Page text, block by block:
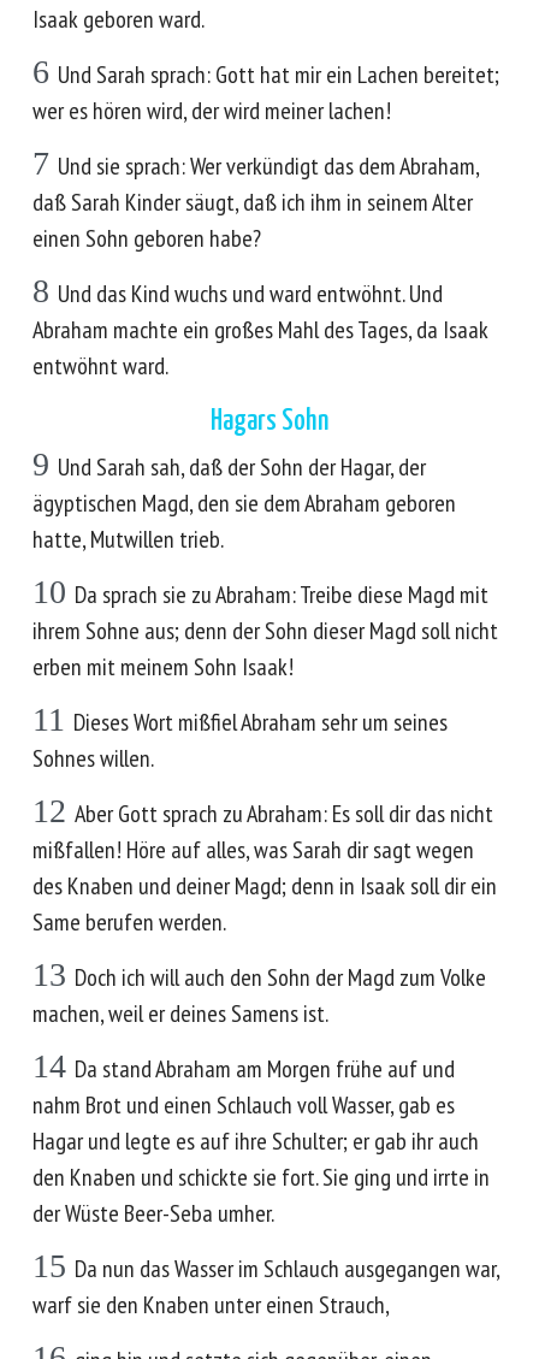
Isaak geboren ward.
6 Und Sarah sprach: Gott hat mir ein Lachen bereitet;
wer es hören wird, der wird meiner lachen!
7 Und sie sprach: Wer verkündigt das dem Abraham,
daß Sarah Kinder säugt, daß ich ihm in seinem Alter
einen Sohn geboren habe?
8 Und das Kind wuchs und ward entwöhnt. Und
Abraham machte ein großes Mahl des Tages, da Isaak
entwöhnt ward.
Hagars Sohn
9 Und Sarah sah, daß der Sohn der Hagar, der
ägyptischen Magd, den sie dem Abraham geboren
hatte, Mutwillen trieb.
10 Da sprach sie zu Abraham: Treibe diese Magd mit
ihrem Sohne aus; denn der Sohn dieser Magd soll nicht
erben mit meinem Sohn Isaak!
11 Dieses Wort mißfiel Abraham sehr um seines
Sohnes willen.
12 Aber Gott sprach zu Abraham: Es soll dir das nicht
mißfallen! Höre auf alles, was Sarah dir sagt wegen
des Knaben und deiner Magd; denn in Isaak soll dir ein
Same berufen werden.
13 Doch ich will auch den Sohn der Magd zum Volke
machen, weil er deines Samens ist.
14 Da stand Abraham am Morgen frühe auf und
nahm Brot und einen Schlauch voll Wasser, gab es
Hagar und legte es auf ihre Schulter; er gab ihr auch
den Knaben und schickte sie fort. Sie ging und irrte in
der Wüste Beer-Seba umher.
15 Da nun das Wasser im Schlauch ausgegangen war,
warf sie den Knaben unter einen Strauch,